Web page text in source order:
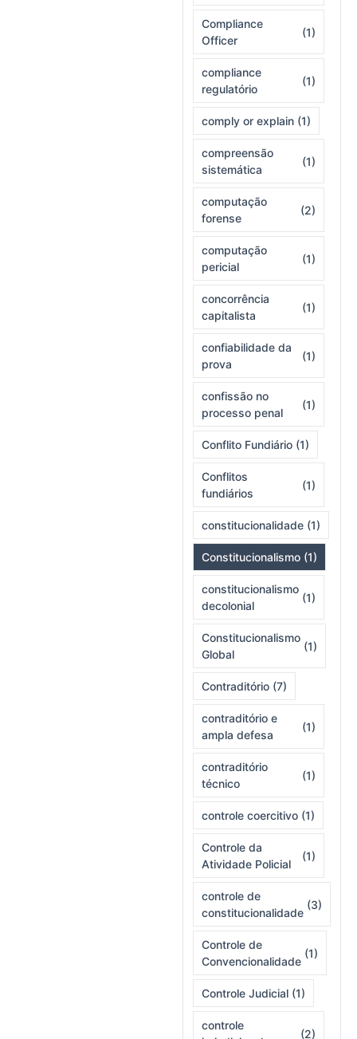
Compliance
Officer
(1)
compliance
regulatório
(1)
comply or explain (1)
compreensão
sistemática
(1)
computação
forense
(2)
computação
pericial
(1)
concorrência
capitalista
(1)
confiabilidade da
prova
(1)
confissão no
processo penal
(1)
Conflito Fundiário (1)
Conflitos
fundiários
(1)
constitucionalidade (1)
Constitucionalismo (1)
constitucionalismo
decolonial
(1)
Constitucionalismo
Global
(1)
Contraditório (7)
contraditório e
ampla defesa
(1)
contraditório
técnico
(1)
controle coercitivo (1)
Controle da
Atividade Policial
(1)
controle de
constitucionalidade
(3)
Controle de
Convencionalidade
(1)
Controle Judicial (1)
controle
(2)